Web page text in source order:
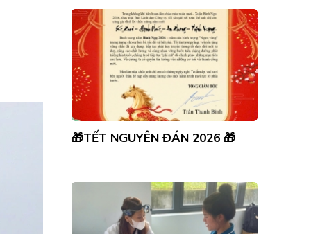
GIÁ THÉP HÔM NAY 11/9 GIẢM
TRÊN SÀN GIAO DỊCH
ỐNG THÉP SÀI GÒN TỔ CHỨC